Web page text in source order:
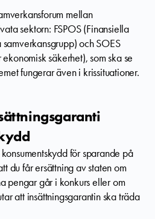
mellan
sektorn: FSPOS (Finansiella
och SOES
säkerhet), som ska se
fungerar även i krissituationer.
för sparande på
du får ersättning av staten om
pengar går i konkurs eller om
att insättningsgarantin ska träda